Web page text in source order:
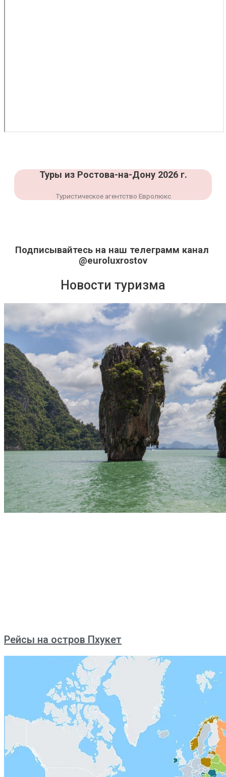
Туры из Ростова-на-Дону 2026 г.
Туристическое агентство Евролюкс
Подписывайтесь на наш телеграмм канал
@euroluxrostov
Новости туризма
Рейсы на остров Пхукет